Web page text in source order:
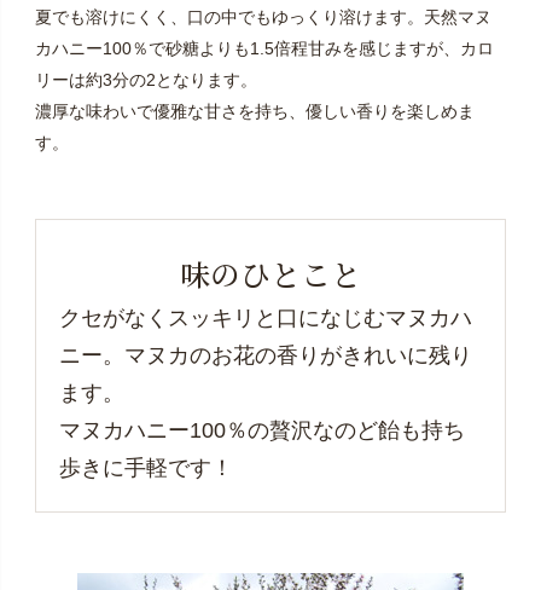
夏でも溶けにくく、口の中でもゆっくり溶けます。天然マヌ
カハニー100％で砂糖よりも1.5倍程甘みを感じますが、カロ
リーは約3分の2となります。
濃厚な味わいで優雅な甘さを持ち、優しい香りを楽しめま
す。
味のひとこと
クセがなくスッキリと口になじむマヌカハ
ニー。マヌカのお花の香りがきれいに残り
ます。
マヌカハニー100％の贅沢なのど飴も持ち
歩きに手軽です！